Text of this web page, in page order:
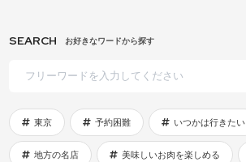
SEARCH お好きなワードから探す
東京 予約困難 いつかは行きたい
地方の名店 美味しいお肉を楽しめる